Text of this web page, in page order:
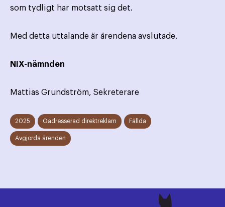
som tydligt har motsatt sig det.
Med detta uttalande är ärendena avslutade.
NIX-nämnden
Mattias Grundström, Sekreterare
2025 Oadresserad direktreklam Fällda
Avgjorda ärenden